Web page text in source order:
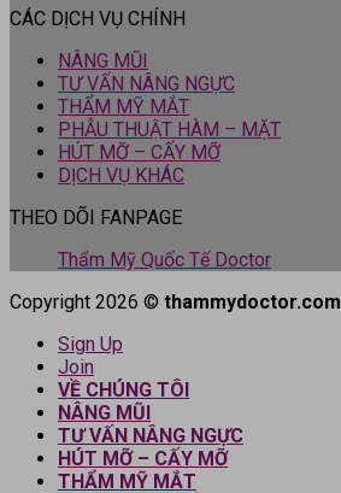
CÁC DỊCH VỤ CHÍNH
NÂNG MŨI
TƯ VẤN NÂNG NGỰC
THẨM MỸ MẮT
PHẪU THUẬT HÀM – MẶT
HÚT MỠ – CẤY MỠ
DỊCH VỤ KHÁC
THEO DÕI FANPAGE
Thẩm Mỹ Quốc Tế Doctor
Copyright 2026 © thammydoctor.com
Sign Up
Join
VỀ CHÚNG TÔI
NÂNG MŨI
TƯ VẤN NÂNG NGỰC
HÚT MỠ – CẤY MỠ
THẨM MỸ MẮT